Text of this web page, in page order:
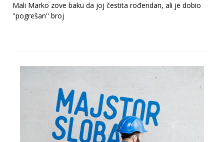
Mali Marko zove baku da joj čestita rođendan, ali je dobio
''pogrešan'' broj